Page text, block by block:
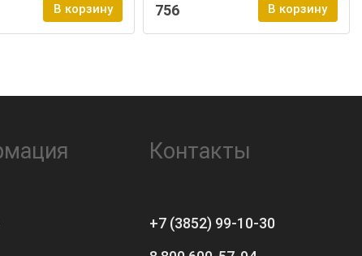
В корзину 756 В корзину
Контакты
+7 (3852) 99-10-30